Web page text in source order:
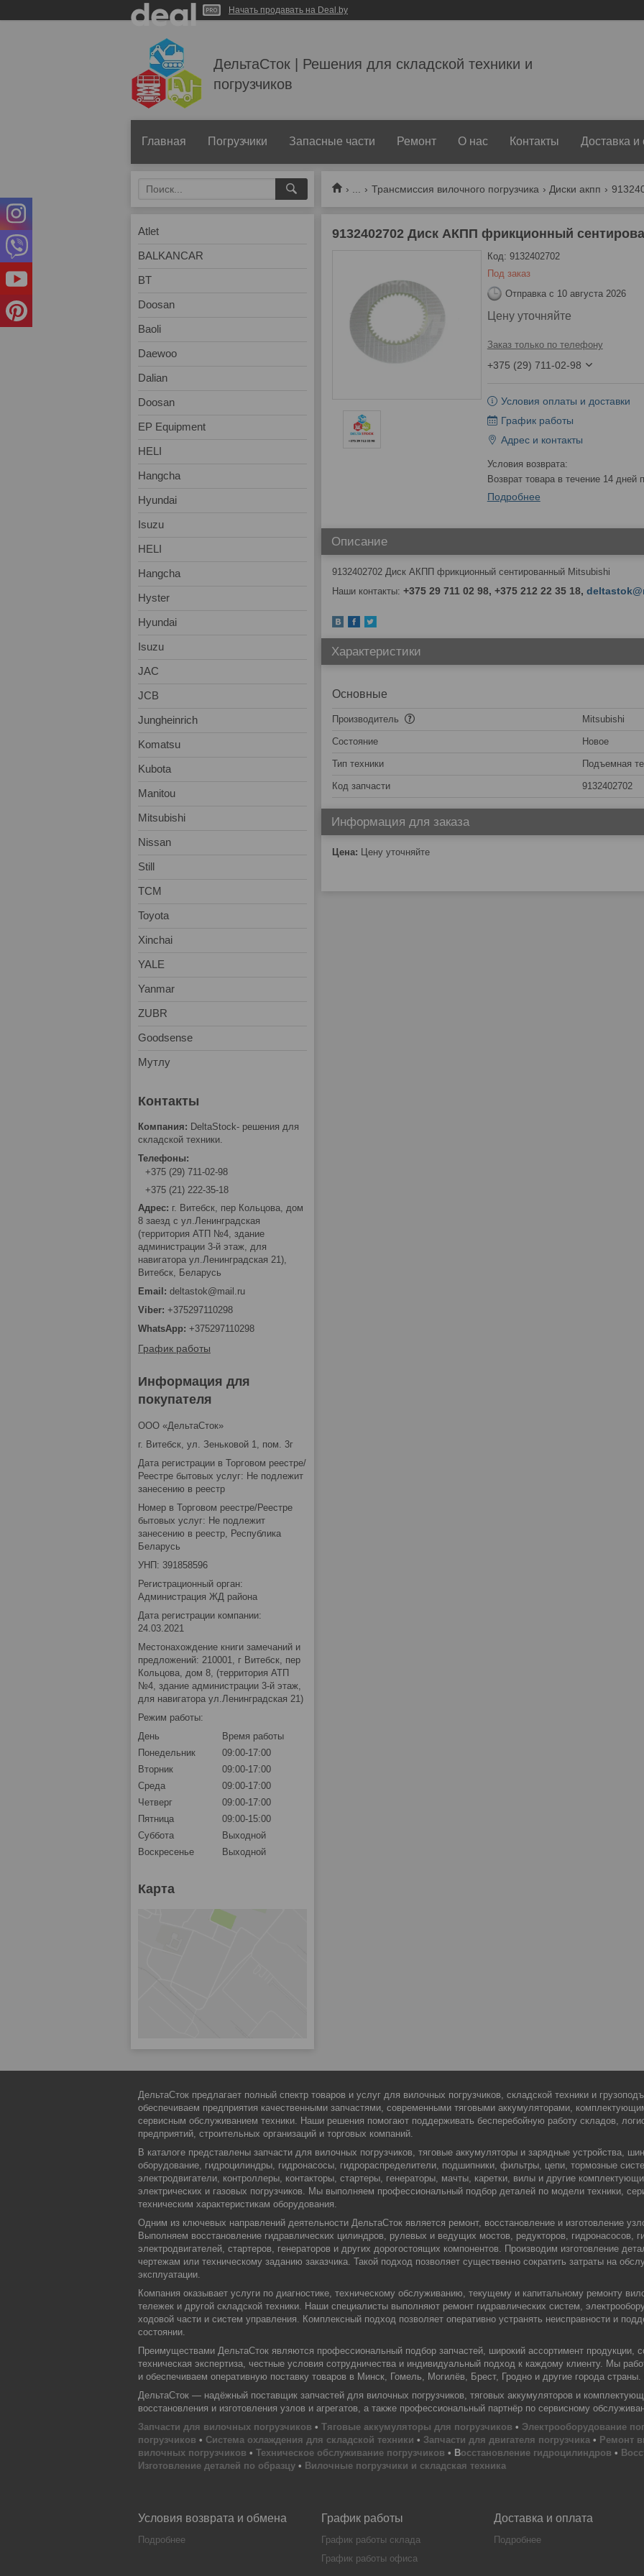
Начать продавать на Deal.by
ДельтаСток | Решения для складской техники и
погрузчиков
Главная Погрузчики Запасные части Ремонт О нас Контакты Доставка и
Трансмиссия вилочного погрузчика Диски акпп
9132402702 Диск АКПП фрикционный
Под заказ
Код: 9132402702
Отправка с 10 августа 2026
Цену уточняйте
Заказ только по телефону
+375 (29) 711-02-98
Условия оплаты и доставки
График работы
Адрес и контакты
возврат товара в течение 14 дней
Подробнее
Описание
9132402702 Диск АКПП фрикционный сентированный Mitsubishi
Наши контакты: +375 29 711 02 98, +375 212 22 35 18,
Характеристики
Основные
Производитель Mitsubishi
Состояние Новое
Тип техники Подъемная
Код запчасти 9132402702
Информация для заказа
Цена: Цену уточняйте
Atlet
BALKANCAR
BT
Doosan
Baoli
Daewoo
Dalian
Doosan
EP Equipment
HELI
Hangcha
Hyundai
Isuzu
HELI
Hangcha
Hyster
Hyundai
Isuzu
JAC
JCB
Jungheinrich
Komatsu
Kubota
Manitou
Mitsubishi
Nissan
Still
TCM
Toyota
Xinchai
YALE
Yanmar
ZUBR
Goodsense
Мутлу
DeltaStock- решения для
складской техники.
+375 (29) 711-02-98
+375 (21) 222-35-18
г. Витебск, пер Кольцова, дом
8 заезд с ул.Ленинградская
(территория АТП №4, здание
администрации 3-й этаж, для
навигатора ул.Ленинградская 21),
Витебск, Беларусь
deltastok@mail.ru
+375297110298
+375297110298
График работы
Информация для
покупателя
ООО «ДельтаСток»
г. Витебск, ул. Зеньковой 1, пом. 3г
Дата регистрации в Торговом реестре/
Реестре бытовых услуг: Не подлежит
занесению в реестр
Номер в Торговом реестре/Реестре
бытовых услуг: Не подлежит
занесению в реестр, Республика
Беларусь
УНП: 391858596
Регистрационный орган:
Администрация ЖД района
Дата регистрации компании:
24.03.2021
Местонахождение книги замечаний и
предложений: 210001, г Витебск, пер
Кольцова, дом 8, (территория АТП
№4, здание администрации 3-й этаж,
для навигатора ул.Ленинградская 21)
Режим работы:
День
Время работы
Понедельник
09:00-17:00
Вторник
09:00-17:00
Среда
09:00-17:00
Четверг
09:00-17:00
Пятница
09:00-15:00
Суббота
Выходной
Воскресенье
Выходной
Карта
ДельтаСток предлагает полный спектр товаров и услуг для вилочных погрузчиков, складской техники и
обеспечиваем предприятия качественными запчастями, современными тяговыми аккумуляторами,
сервисным обслуживанием техники. Наши решения помогают поддерживать бесперебойную работу складов,
предприятий, строительных организаций и торговых компаний.
В каталоге представлены запчасти для вилочных погрузчиков, тяговые аккумуляторы и зарядные устройства,
оборудование, гидроцилиндры, гидронасосы, гидрораспределители, подшипники, фильтры, цепи, тормозные
электродвигатели, контроллеры, контакторы, стартеры, генераторы, мачты, каретки, вилы и другие
электрических и газовых погрузчиков. Мы выполняем профессиональный подбор деталей по модели техники,
техническим характеристикам оборудования.
Одним из ключевых направлений деятельности ДельтаСток является ремонт, восстановление и изготовление
Выполняем восстановление гидравлических цилиндров, рулевых и ведущих мостов, редукторов, гидронасосов,
электродвигателей, стартеров, генераторов и других дорогостоящих компонентов. Производим изготовление
чертежам или техническому заданию заказчика. Такой подход позволяет существенно сократить затраты на
эксплуатации.
Компания оказывает услуги по диагностике, техническому обслуживанию, текущему и капитальному ремонту
тележек и другой складской техники. Наши специалисты выполняют ремонт гидравлических систем,
ходовой части и систем управления. Комплексный подход позволяет оперативно устранять неисправности и
состоянии.
Преимуществами ДельтаСток являются профессиональный подбор запчастей, широкий ассортимент продукции,
техническая экспертиза, честные условия сотрудничества и индивидуальный подход к каждому клиенту. Мы
и обеспечиваем оперативную поставку товаров в Минск, Гомель, Могилёв, Брест, Гродно и другие города
ДельтаСток — надёжный поставщик запчастей для вилочных погрузчиков, тяговых аккумуляторов и
восстановления и изготовления узлов и агрегатов, а также профессиональный партнёр по сервисному
Запчасти для вилочных погрузчиков • Тяговые аккумуляторы для погрузчиков • Электрооборудование
погрузчиков • Система охлаждения для складской техники • Запчасти для двигателя погрузчика • Ремонт
вилочных погрузчиков • Техническое обслуживание погрузчиков • Восстановление гидроцилиндров •
Изготовление деталей по образцу • Вилочные погрузчики и складская техника
Условия возврата и обмена
Подробнее
График работы
График работы склада
График работы офиса
Доставка и оплата
Подробнее